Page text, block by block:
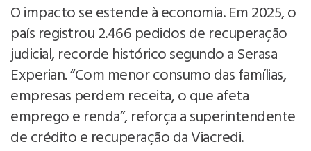
O impacto se estende à economia. Em 2025, o
país registrou 2.466 pedidos de recuperação
judicial, recorde histórico segundo a Serasa
Experian. “Com menor consumo das famílias,
empresas perdem receita, o que afeta
emprego e renda”, reforça a superintendente
de crédito e recuperação da Viacredi.